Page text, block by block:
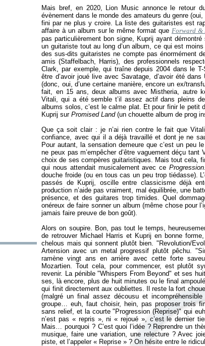
Mais bref, en 2020, Lion Music annonce le retour
évènement dans le monde des amateurs du genre
fini par ne plus y croire. La liste des guitaristes est
affaire à un album sur le même format que Forward &
pas particulièrement bon signe, Kuprij ayant
un guitariste tout au long d’un album, ce qui est
des sus-dits guitaristes ne compte pas énormément
amis (Staffelbach, Harris), des professionnels
Clark, par exemple, qui traîne depuis 2004 dans le
être d’avoir joué live avec Savatage, d’avoir été
(donc, oui, d’une certaine manière, encore un ex/
fait, en 15 ans, deux albums avec Mistheria, autre
Vitali, qui a été semble t’il assez actif dans pleins
albums solos, c’est le calme plat. Et pour finir le petit
Kuprij surPromised Land(un chouette album de prog
Que ça soit clair : je n’ai rien contre le fait que
confiance, avec qui il a déjà travaillé et dont je ne
Pour autant, la sensation demeure que c’est un peu
ne peux pas m’empêcher d’être vaguement déçu
choix de ses compères guitaristiques. Mais tout cela,
qui nous attendait musicalement avec ceProgression
douche froide (ou en tous cas un peu trop tiédasse).
passés de Kuprij, oscille entre classicisme déjà
production n’aide pas vraiment, mal équilibrée, une
présence, et des guitares trop timides. Quel
onéreux de faire sonner un album (même chose pour
jamais faire preuve de bon goût).
Alors on soupire. Bon, pas tout le temps,
de retrouver Michael Harris et Kuprij en bonne
chelous mais qui sonnent plutôt bien. "Revolution/
Artension avec un metal progressif plutôt pêchu.
ramène vingt ans en arrière avec cette forte
Mozartien. Tout cela, pour commencer, est plutôt
revenir. La pénible "Whispers From Beyond" et ses
ses, là encore, plus de huit minutes ou le final
qui finit directement aux oubliettes. Il reste la fort
(malgré un final assez décousu et
groupe… euh, faut choisir, hein, pas proposer trois
sans relief, et la courte "Progression (Reprise)" qui
n’est pas « repris », ni « rejoué », c’est le dernier
Mais… pourquoi ? C’est quoi l’idée ? Reprendre un
musique, faire une variation, une relecture ? Avec
piste, et l’appeler « Reprise » ? On hésite entre le